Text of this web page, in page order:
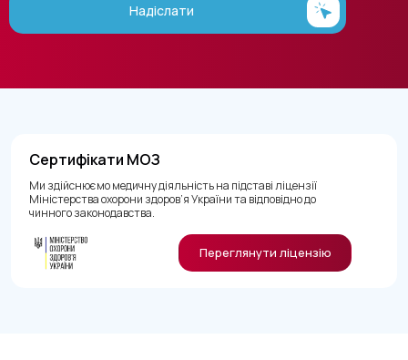
Надіслати
Сертифікати МОЗ
Ми здійснюємо медичну діяльність на підставі ліцензії
Міністерства охорони здоров’я України та відповідно до
чинного законодавства.
Переглянути ліцензію